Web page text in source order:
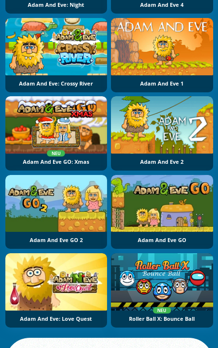
Adam And Eve: Night Adam And Eve 4
Adam And Eve: Crossy River Adam And Eve 1
NEU
Adam And Eve GO: Xmas Adam And Eve 2
Adam And Eve GO 2 Adam And Eve GO
Adam And Eve: Love Quest
NEU
Roller Ball X: Bounce Ball